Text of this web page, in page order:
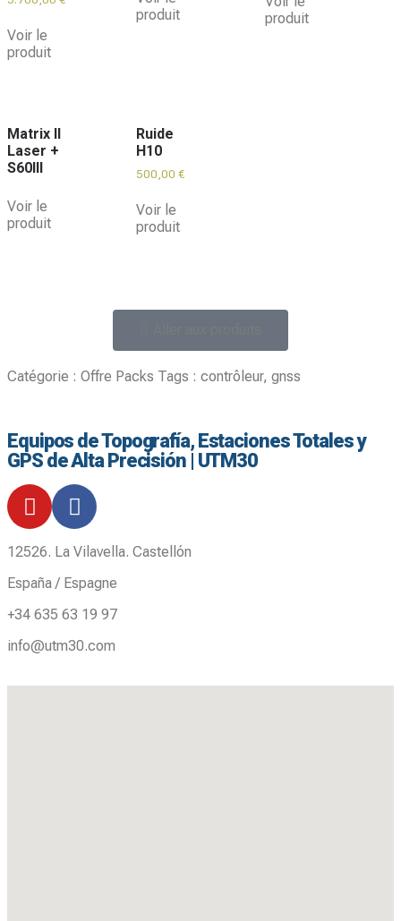
Voir le
produit
produit
produit
Matrix II
Laser +
S60III
Voir le
produit
Ruide
H10
500,00 €
Voir le
produit
Catégorie : Offre Packs Tags : contrôleur, gnss
Equipos de Topografía, Estaciones Totales y
GPS de Alta Precisión | UTM30
12526. La Vilavella. Castellón
España / Espagne
+34 635 63 19 97
info@utm30.com